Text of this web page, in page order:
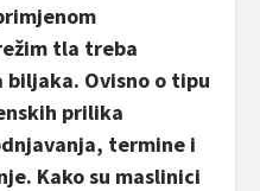
tla treba
Ovisno o tipu
prilika
termine i
Kako su maslinici